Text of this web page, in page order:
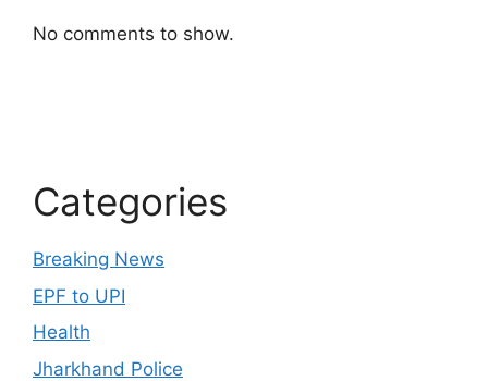
No comments to show.
Categories
Breaking News
EPF to UPI
Health
Jharkhand Police